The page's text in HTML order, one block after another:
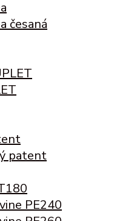
česaná
patent
PE240